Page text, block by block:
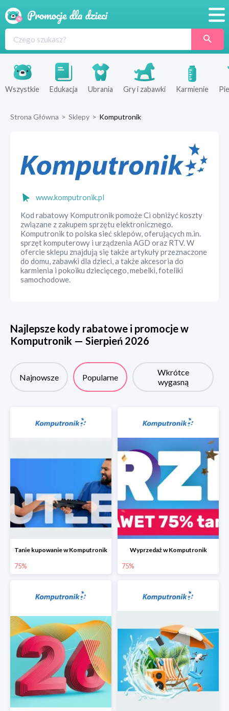
Produkty
Sklepy
Wszystkie Edukacja Ubrania Gry i zabawki Karmienie
Strona Główna > Sklepy > Komputronik
www.komputronik.pl
Kod rabatowy Komputronik pomoże Ci obniżyć koszty
związane z zakupem sprzętu elektronicznego.
Komputronik to polska sieć sklepów, oferujących m.in.
sprzęt komputerowy i urządzenia AGD oraz RTV. W
ofercie sklepu znajdują się także artykuły przeznaczone
do domu, zabawki dla dzieci, a także akcesoria do
karmienia i pokoiku dziecięcego, mebelki, foteliki
samochodowe.
Najlepsze kody rabatowe i promocje w
Komputronik — Sierpień 2026
Najnowsze Popularne
Wkrótce
wygasną
Tanie kupowanie w Komputronik
75%
Wyprzedaż w Komputronik
75%